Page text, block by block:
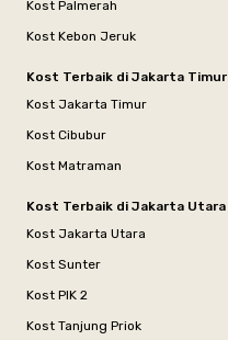
Kost Palmerah
Kost Kebon Jeruk
Kost Terbaik di Jakarta Timur
Kost Jakarta Timur
Kost Cibubur
Kost Matraman
Kost Terbaik di Jakarta Utara
Kost Jakarta Utara
Kost Sunter
Kost PIK 2
Kost Tanjung Priok